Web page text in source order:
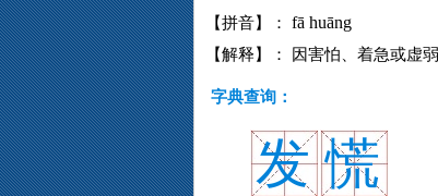
【拼音】： fā huāng
【解释】： 因害怕、着急或虚
字典查询：
发 慌